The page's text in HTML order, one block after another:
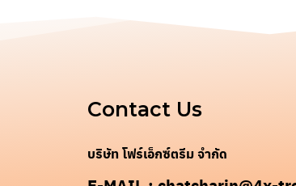
Contact Us
บริษัท โฟร์เอ็กซ์ตรีม จำกัด